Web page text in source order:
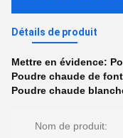
Détails de produit
Mettre en évidence:
Poudre chaude de
Poudre chaude
Nom de produit: